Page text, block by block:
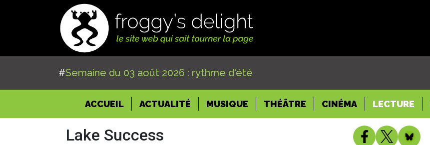
#Semaine du 03 août 2026 : rythme d'été
ACCUEIL(CURRENT)
ACTUALITÉ MUSIQUE THÉÂTRE CINÉMA LECTURE
Lake Success